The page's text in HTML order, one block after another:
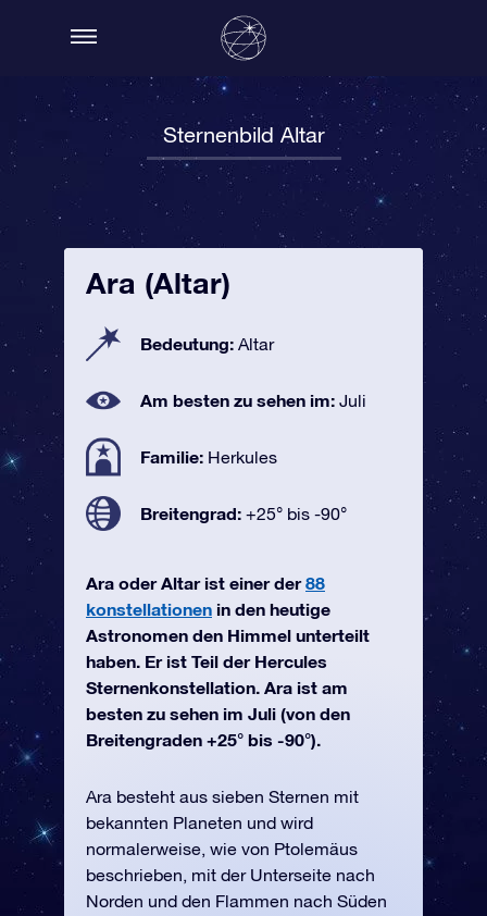
Sternenbild Altar
Ara (Altar)
Bedeutung: Altar
Am besten zu sehen im: Juli
Familie: Herkules
Breitengrad: +25° bis -90°
Ara oder Altar ist einer der88
konstellationen in den heutige
Astronomen den Himmel unterteilt
haben. Er ist Teil der Hercules
Sternenkonstellation. Ara ist am
besten zu sehen im Juli (von den
Breitengraden +25° bis -90°).
Ara besteht aus sieben Sternen mit
bekannten Planeten und wird
normalerweise, wie von Ptolemäus
beschrieben, mit der Unterseite nach
Norden und den Flammen nach Süden